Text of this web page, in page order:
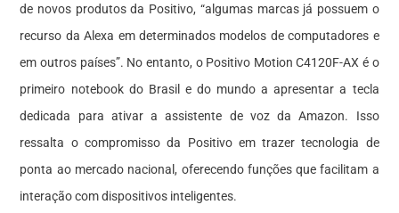
de novos produtos da Positivo, “algumas marcas já possuem o
recurso da Alexa em determinados modelos de computadores e
em outros países”. No entanto, o Positivo Motion C4120F-AX é o
primeiro notebook do Brasil e do mundo a apresentar a tecla
dedicada para ativar a assistente de voz da Amazon. Isso
ressalta o compromisso da Positivo em trazer tecnologia de
ponta ao mercado nacional, oferecendo funções que facilitam a
interação com dispositivos inteligentes.